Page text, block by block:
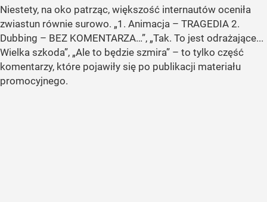
Niestety, na oko patrząc, większość internautów oceniła
zwiastun równie surowo. „1. Animacja – TRAGEDIA 2.
Dubbing – BEZ KOMENTARZA…”, „Tak. To jest odrażające...
Wielka szkoda”, „Ale to będzie szmira” – to tylko część
komentarzy, które pojawiły się po publikacji materiału
promocyjnego.